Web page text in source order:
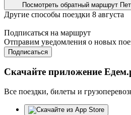
Посмотреть обратный маршрут
Другие способы поездки 8 августа
Подписаться на маршрут
Отправим уведомления о новых
Подписаться
Скачайте приложение
Все поездки, билеты и